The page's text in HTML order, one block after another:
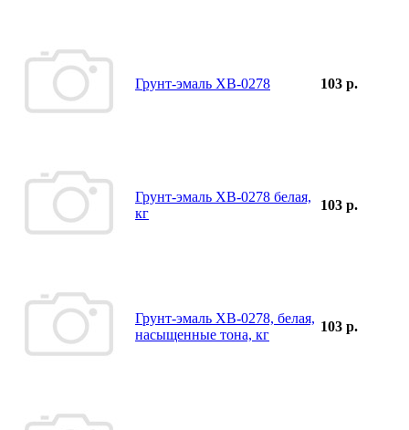
Грунт-эмаль ХВ-0278 103 р.
Грунт-эмаль ХВ-0278 белая,
кг
103 р.
Грунт-эмаль ХВ-0278, белая,
насыщенные тона, кг
103 р.